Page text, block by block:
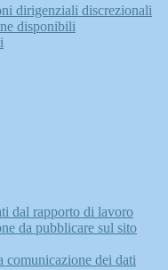
dirigenziali discrezionali
disponibili
dal rapporto di lavoro
da pubblicare sul sito
comunicazione dei dati